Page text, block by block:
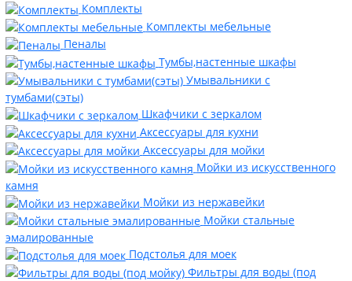
Комплекты
Комплекты мебельные
Пеналы
Тумбы,настенные шкафы
Умывальники с
тумбами(сэты)
Шкафчики с зеркалом
Аксессуары для кухни
Аксессуары для мойки
Мойки из искусственного
камня
Мойки из нержавейки
Мойки стальные
эмалированные
Подстолья для моек
Фильтры для воды (под